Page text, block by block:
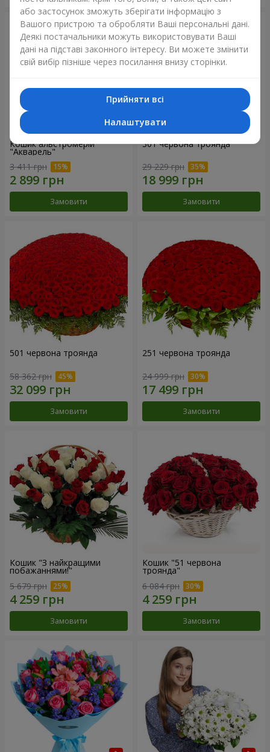
Кошик альстромерій
"Акварель"
3 411 грн
Замовити
301 червона троянда
29 229 грн
Замовити
501 червона троянда
58 362 грн
Замовити
251 червона троянда
24 999 грн
Замовити
Кошик "З найкращими
побажаннями!"
5 679 грн
Замовити
Кошик "51 червона
троянда"
6 084 грн
Замовити
або застосунок зможуть зберігати інформацію з
Вашого пристрою та обробляти Ваші персональні дані.
Деякі постачальники можуть використовувати Ваші
дані на підставі законного інтересу. Ви можете змінити
свій вибір пізніше через посилання внизу сторінки.
Прийняти всі
Налаштувати